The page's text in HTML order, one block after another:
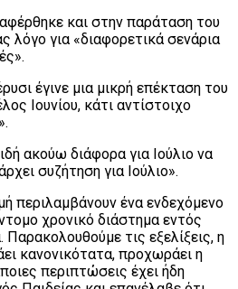
και στην παράταση του
λόγο για «διαφορετικά σενάρια
έγινε μια μικρή επέκταση του
Ιουνίου, κάτι αντίστοιχο
ακούω διάφορα για Ιούλιο να
συζήτηση για Ιούλιο».
περιλαμβάνουν ένα ενδεχόμενο
χρονικό διάστημα εντός
Παρακολουθούμε τις εξελίξεις, η
κανονικότατα, προχωράει η
περιπτώσεις έχει ήδη